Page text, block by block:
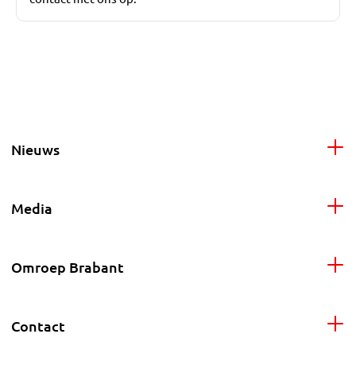
Nieuws
Media
Omroep Brabant
Contact